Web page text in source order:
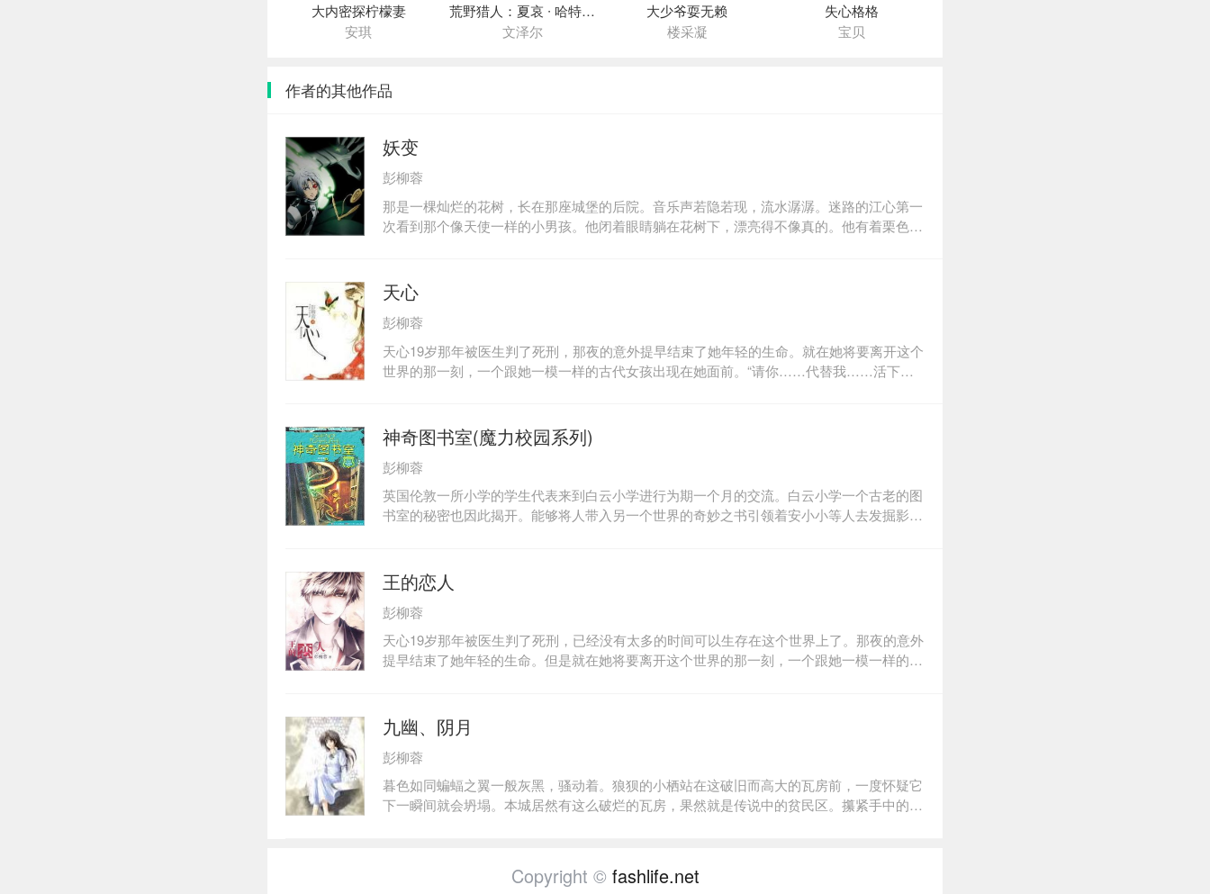
大内密探柠檬妻
安琪
荒野猎人：夏哀 ∙ 哈特巴尔致敬系列之一
文泽尔
大少爷耍无赖
楼采凝
失心格格
宝贝
作者的其他作品
妖变
彭柳蓉
那是一棵灿烂的花树，长在那座城堡的后院。音乐声若隐若现，流水潺潺。迷路的江心第一
次看到那个像天使一样的小男孩。他闭着眼睛躺在花树下，漂亮得不像真的。他有着栗色短
果的小女孩。那小女孩的眼睛干净如映着流云的泉水。弯弯的睫毛可爱地扑簌着。秋月白站
了起来，走到江心的面前，“你是谁？”江心望着小男孩幽深的眼睛，心底突然有些惊慌，她
倒退一步，一脚踩滑。
天心
彭柳蓉
天心19岁那年被医生判了死刑，那夜的意外提早结束了她年轻的生命。就在她将要离开这个
世界的那一刻，一个跟她一模一样的古代女孩出现在她面前。“请你……代替我……活下
地情爱，此时已经是最锋利的刀，一寸一寸挖着天心的心。天心身边开始不断发生诡异的事
情，好友变成大蜘蛛、神秘的少年春日约难分敌友、学校的地下魔物正在复苏、话剧社的阿
蜜竟是前世杀害爱人的木婉伊……身为天隐巫女，天心必须铲除这些乱世的妖物。她虽然将
灵魂寄托于现世，却无法挣脱命运束缚——眼睁睁再次看着爱人离她而去，然而她自己竟是
封印魔物的唯一动力！？挽救爱情还是拯救世界，守住幸福还是只留下美好回忆？
神奇图书室(魔力校园系列)
彭柳蓉
英国伦敦一所小学的学生代表来到白云小学进行为期一个月的交流。白云小学一个古老的图
书室的秘密也因此揭开。能够将人带入另一个世界的奇妙之书引领着安小小等人去发掘影子
王的恋人
彭柳蓉
天心19岁那年被医生判了死刑，已经没有太多的时间可以生存在这个世界上了。那夜的意外
提早结束了她年轻的生命。但是就在她将要离开这个世界的那一刻，一个跟她一模一样的古
又熟悉的少女，“请你……代替我……活下去……”从那天起，前世的天心代替她生活在21世
纪。天心灵魂穿越千年来到现世的目的是寻找自己已经转世的恋人——青。而当她见到青
时，对方已经完全忘记了她。那份曾经深刻地情爱，此时已经是最锋利的刀，一寸一寸挖着
天心的心。天心身边开始不断发生诡异的事情，好友变成大蜘蛛、神秘的少年春日约难分敌
友、学校的地下魔物正在复苏、话剧社的阿蜜竟是前世杀害爱人的木婉伊……身为天隐巫
女，天心必须铲除这些乱世的妖物。她虽然将灵魂寄托于现世，却无法挣脱命运束缚——眼
九幽、阴月
彭柳蓉
暮色如同蝙蝠之翼一般灰黑，骚动着。狼狈的小栖站在这破旧而高大的瓦房前，一度怀疑它
下一瞬间就会坍塌。本城居然有这么破烂的瓦房，果然就是传说中的贫民区。攥紧手中的招
地屏住了呼吸。开门的不是妖怪，却是妖孽。黑发的少年俊美得不可思议，双眸却淡漠得仿
Copyright © fashlife.net